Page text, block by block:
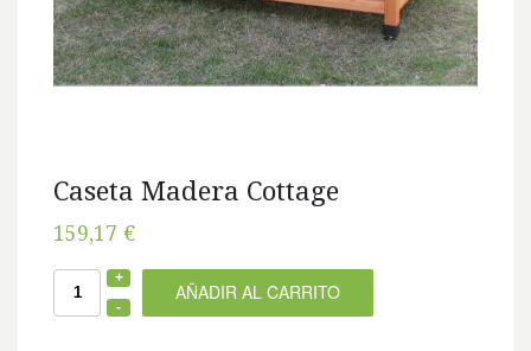
Caseta Madera Cottage
159,17 €
AÑADIR AL CARRITO